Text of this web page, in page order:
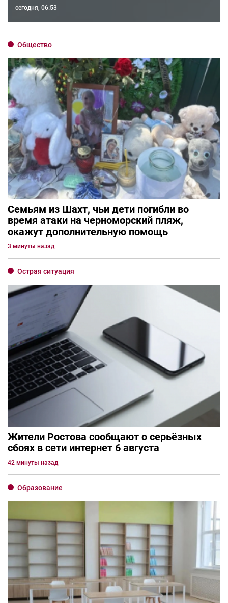
сегодня, 06:53
Общество
Семьям из Шахт, чьи дети погибли во
время атаки на черноморский пляж,
окажут дополнительную помощь
3 минуты назад
Острая ситуация
Жители Ростова сообщают о серьёзных
сбоях в сети интернет 6 августа
42 минуты назад
Образование